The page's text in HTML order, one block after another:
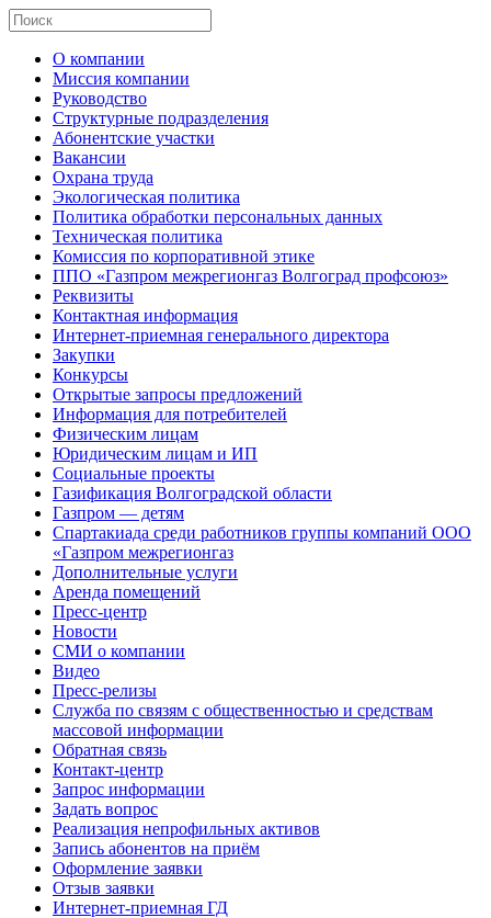
О компании
Миссия компании
Руководство
Структурные подразделения
Абонентские участки
Вакансии
Охрана труда
Экологическая политика
Политика обработки персональных данных
Техническая политика
Комиссия по корпоративной этике
ППО «Газпром межрегионгаз Волгоград профсоюз»
Реквизиты
Контактная информация
Интернет-приемная генерального директора
Закупки
Конкурсы
Открытые запросы предложений
Информация для потребителей
Физическим лицам
Юридическим лицам и ИП
Социальные проекты
Газификация Волгоградской области
Газпром — детям
Спартакиада среди работников группы компаний ООО
«Газпром межрегионгаз
Дополнительные услуги
Аренда помещений
Пресс-центр
Новости
СМИ о компании
Видео
Пресс-релизы
Служба по связям с общественностью и средствам
массовой информации
Обратная связь
Контакт-центр
Запрос информации
Задать вопрос
Реализация непрофильных активов
Запись абонентов на приём
Оформление заявки
Отзыв заявки
Интернет-приемная ГД